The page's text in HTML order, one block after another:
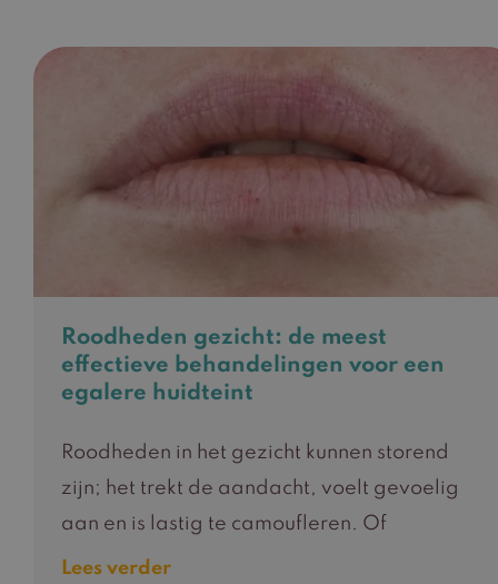
Roodheden gezicht: de meest
effectieve behandelingen voor een
egalere huidteint
Roodheden in het gezicht kunnen storend
zijn; het trekt de aandacht, voelt gevoelig
aan en is lastig te camoufleren. Of
Lees verder